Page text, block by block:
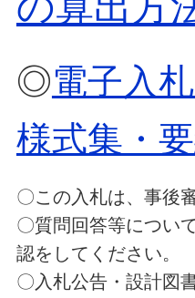
◎電子入
様式集・
〇この入札は、事後
〇質問回答等につい
認をしてください。
〇入札公告・設計図